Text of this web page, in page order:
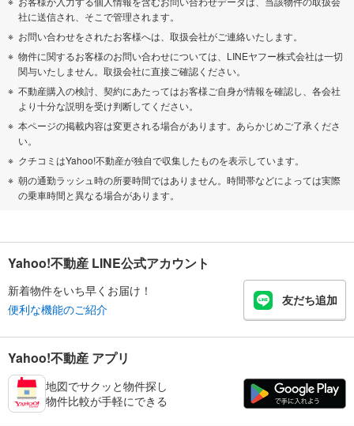
社に送信され、そこで管理されます。
お問い合わせをされたお客様へは、取扱会社がご連絡いたします。
物件に関するお客様のお問い合わせについては、LINEヤフー株式会社は一切
関与いたしません。取扱会社に直接ご確認ください。
不動産購入の検討、契約にあたってはお客様ご自身が情報を確認し、各会社
より十分な説明を受け判断してください。
本ページの掲載内容は変更される場合があります。あらかじめご了承くださ
い。
クチコミはYahoo!不動産が独自で収集したものを表示しています。
朝の通勤ラッシュ時の所要時間ではありません。時間帯などによっては実際
の乗車時間と異なる場合があります。
Yahoo!不動産 LINE公式アカウント
新着物件をいち早くお届け！
便利な機能のご紹介
友だち追加
Yahoo!不動産 アプリ
地図でサクッと物件探し
物件比較が手軽にできる